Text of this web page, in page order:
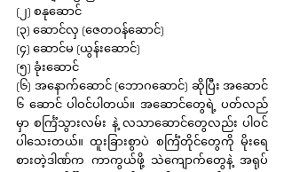
(၂) စနုဆောင်
(၃) ဆောင်လှ (ဇေတဝန်ဆောင်)
(၄) ဆောင်မ (ယွန်းဆောင်)
(၅) ခုံးဆောင်
(၆) အနောက်ဆောင် (ဘောဂဆောင်) ဆိုပြီး အဆောင်
၆ ဆောင် ပါဝင်ပါတယ်။ အဆောင်တွေရဲ့ ပတ်လည်
မှာ စင်္ကြံသွားလမ်း နဲ့ လသာဆောင်တွေလည်း ပါဝင်
ပါသေးတယ်။ ထူးခြားစွာပဲ စင်္ကြံတိုင်တွေကို မိုးရေ
စားတဲ့ဒါဏ်က ကာကွယ်ဖို့ သဲကျောက်တွေနဲ့ အရုပ်